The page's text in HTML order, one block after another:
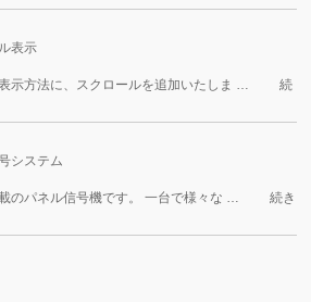
表示
示方法に、スクロールを追加いたしま …
続
システム
のパネル信号機です。 一台で様々な …
続き